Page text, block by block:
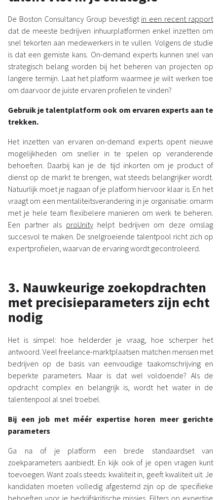
De Boston Consultancy Group bevestigt in een recent rapport
dat de meeste bedrijven inhuurplatformen enkel inzetten om
snel tekorten aan medewerkers in te vullen. Volgens de studie
is dat een gemiste kans. On-demand experts kunnen snel van
strategisch belang worden bij het beheren van projecten op
langere termijn. Laat het platform waarmee je wilt werken toe
om daarvoor de juiste ervaren profielen te vinden?
Gebruik je talentplatform ook om ervaren experts aan te
trekken.
Het inzetten van ervaren on-demand experts opent nieuwe
mogelijkheden om sneller in te spelen op veranderende
behoeften. Daarbij kan je de tijd inkorten om je product of
dienst op de markt te brengen, wat steeds belangrijker wordt.
Natuurlijk moet je nagaan of je platform hiervoor klaar is. En het
vraagt om een mentaliteitsverandering in je organisatie: omarm
met je hele team flexibelere manieren om werk te beheren.
Een partner als proUnityhelpt bedrijven om deze omslag
succesvol te maken. De snelgroeiende talentpool richt zich op
expertprofielen, waarvan de ervaring wordt gecontroleerd.
3. Nauwkeurige zoekopdrachten
met precisieparameters zijn echt
nodig
Het is simpel: hoe helderder je vraag, hoe scherper het
antwoord. Veel freelance-marktplaatsen matchen mensen met
bedrijven op de basis van eenvoudige taakomschrijving en
beperkte parameters. Maar is dat wel voldoende? Als de
opdracht complex en belangrijk is, wordt het water in de
talentenpool al snel troebel.
Bij een job met méér expertise horen meer gerichte
parameters
Ga na of je platform een brede standaardset van
zoekparameters aanbiedt. En kijk ook of je open vragen kunt
toevoegen. Want zoals steeds: kwaliteit in, geeft kwaliteit uit. Je
kandidaten moeten volledig afgestemd zijn op de specifieke